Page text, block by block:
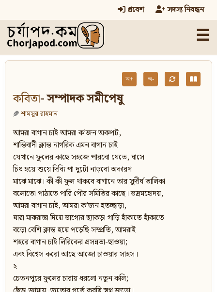
প্রবেশ সদস্য নিবন্ধন
☰
অ+ অ-
কবিতা- সম্পাদক সমীপেষু
শামসুর রাহমান
আমরা বাগান চাই আমরা ক’জন অকপট,
শান্তিবাদী ক্লান্ত নাগরিক এমন বাগান চাই
যেখানে ফুলের কাছে সহজে পারবো যেতে, ঘাসে
চিৎ হয়ে শুয়ে দিব্যি পা দুটো নাড়বো অকারণ
মাঝে মাঝে। কী কী ফুল থাকবে বাগানে তার সুদীর্ঘ তালিকা
বলোতো পাঠাতে পারি পৌর সমিতির কাছে। ভদ্রমহোদয়,
আমরা বাগান চাই, আমরা ক’জন হতচ্ছাড়া,
যারা মাঝরাস্তা দিয়ে ভাগ্যের ছ্যাকড়া গাড়ি হাঁকাতে হাঁকাতে
বড়ো বেশি ক্লান্ত হয়ে পড়েছি সম্প্রতি, আমরাই
শহরে বাগান চাই লিরিকের প্রসন্নতা-ছাওয়া;
এবং বিশ্বেস করো আছে আজো চাওয়ার সাহস।
২
চেতনপুরে ফুলের চারায় ধরলো নতুন কলি;